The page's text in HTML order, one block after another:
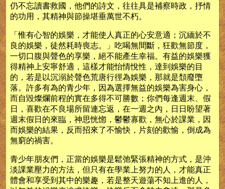
仍不忘讀書救國，他們的詩文，往往具是補察時政，抒情
的功用，其精神與節操堪垂萬世不朽。
「惟有心智的娛樂，才能使人真正的心安意適；沉緬於不
良的娛樂，徒然耗時喪志。」吃喝無間斷，狂歡無節度，
一切口腹與聲色的享樂，絕不能產生幸福。有益的娛樂獲
得精神上安寧舒適，這樣才能怡情悅性，達到娛樂的目
的，若是以沉溺於聲色荒唐行徑為娛樂，那就是頹廢墮
落。許多有為的青少年，因為選擇無益的娛樂為害身心，
而自毀燦爛前程的實在多得不可勝數；你們每逢週末、假
日，喜歡在不良場所留連忘返，在一週之內，日日盼望著
週末假日的來臨，神思恍惚，鬱鬱寡歡，無心於課業，因
而娛樂的結果，反而招來了不愉快，片刻的歡愉，倒成為
無窮的禍害。
青少年朋友們，正當的娛樂是鬆弛緊張精神的方式，是沖
淡課業壓力的方法，但只有在學業上努力的人，才能真正
體會和享受到其中的樂趣，若是整天遊蕩不知上進的人，